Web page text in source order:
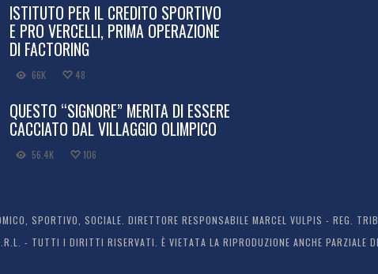
ISTITUTO PER IL CREDITO SPORTIVO
E PRO VERCELLI, PRIMA OPERAZIONE
DI FACTORING
66K 48
QUESTO “SIGNORE” MERITA DI ESSERE
CACCIATO DAL VILLAGGIO OLIMPICO
56.4K 106
SPORTIVO, SOCIALE. DIRETTORE RESPONSABILE MARCEL VULPIS - REG.
TUTTI I DIRITTI RISERVATI. È VIETATA LA RIPRODUZIONE ANCHE PARZIALE DI